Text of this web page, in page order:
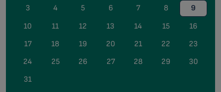
3
4 5 6 7 8
9
10
11 12 13 14 15
16
17
18 19 20 21 22
23
24
25 26 27 28 29
30
31